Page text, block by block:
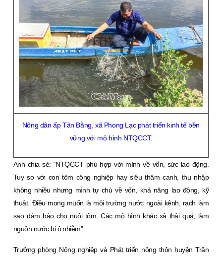
Nông dân ấp Tân Bằng, xã Phong Lạc phát triển kinh tế bền
vững với mô hình NTQCCT.
Anh chia sẻ: “NTQCCT phù hợp với mình về vốn, sức lao động.
Tuy so với con tôm công nghiệp hay siêu thâm canh, thu nhập
không nhiều nhưng mình tự chủ về vốn, khả năng lao động, kỹ
thuật. Ðiều mong muốn là môi trường nước ngoài kênh, rạch làm
sao đảm bảo cho nuôi tôm. Các mô hình khác xả thải quá, làm
nguồn nước bị ô nhiễm”.
Trưởng phòng Nông nghiệp và Phát triển nông thôn huyện Trần